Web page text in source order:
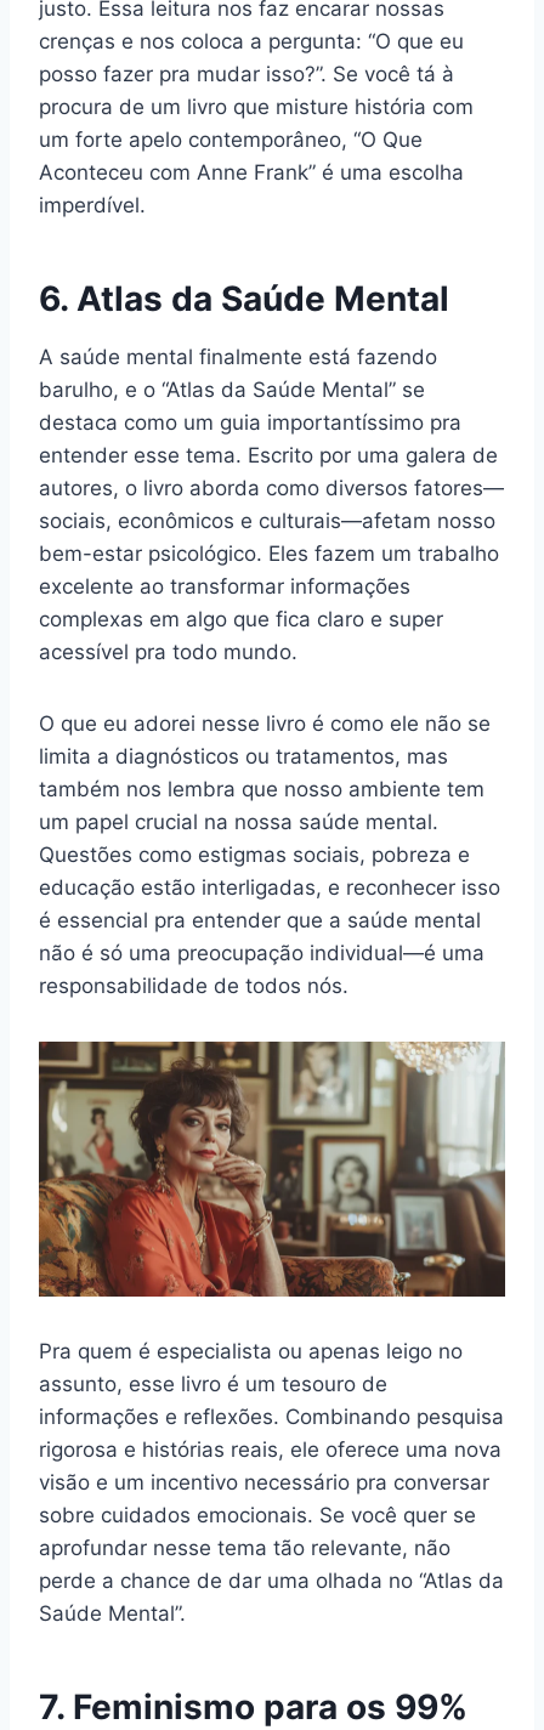
justo. Essa leitura nos faz encarar nossas
crenças e nos coloca a pergunta: “O que eu
posso fazer pra mudar isso?”. Se você tá à
procura de um livro que misture história com
um forte apelo contemporâneo, “O Que
Aconteceu com Anne Frank” é uma escolha
imperdível.
6. Atlas da Saúde Mental
A saúde mental finalmente está fazendo
barulho, e o “Atlas da Saúde Mental” se
destaca como um guia importantíssimo pra
entender esse tema. Escrito por uma galera de
autores, o livro aborda como diversos fatores—
sociais, econômicos e culturais—afetam nosso
bem-estar psicológico. Eles fazem um trabalho
excelente ao transformar informações
complexas em algo que fica claro e super
acessível pra todo mundo.
O que eu adorei nesse livro é como ele não se
limita a diagnósticos ou tratamentos, mas
também nos lembra que nosso ambiente tem
um papel crucial na nossa saúde mental.
Questões como estigmas sociais, pobreza e
educação estão interligadas, e reconhecer isso
é essencial pra entender que a saúde mental
não é só uma preocupação individual—é uma
responsabilidade de todos nós.
Pra quem é especialista ou apenas leigo no
assunto, esse livro é um tesouro de
informações e reflexões. Combinando pesquisa
rigorosa e histórias reais, ele oferece uma nova
visão e um incentivo necessário pra conversar
sobre cuidados emocionais. Se você quer se
aprofundar nesse tema tão relevante, não
perde a chance de dar uma olhada no “Atlas da
Saúde Mental”.
7. Feminismo para os 99%